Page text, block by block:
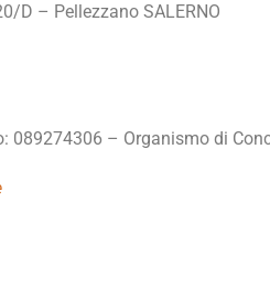
D – Pellezzano SALERNO
089274306 – Organismo di